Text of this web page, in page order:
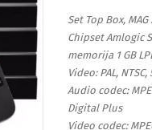
Set Top Box,
Chipset Amlogic
memorija 1 GB
Video: PAL,
Audio codec:
Digital Plus
Video codec: